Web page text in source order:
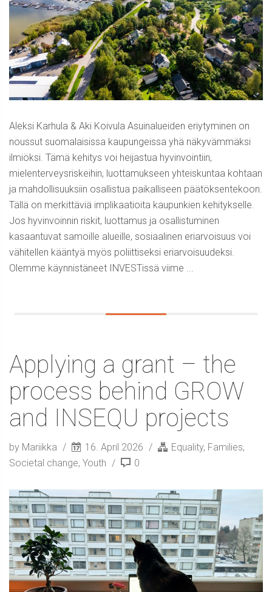
Aleksi Karhula & Aki Koivula Asuinalueiden eriytyminen on
noussut suomalaisissa kaupungeissa yhä näkyvämmäksi
ilmiöksi. Tämä kehitys voi heijastua hyvinvointiin,
mielenterveysriskeihin, luottamukseen yhteiskuntaa kohtaan
ja mahdollisuuksiin osallistua paikalliseen päätöksentekoon.
Tällä on merkittäviä implikaatioita kaupunkien kehitykselle.
Jos hyvinvoinnin riskit, luottamus ja osallistuminen
kasaantuvat samoille alueille, sosiaalinen eriarvoisuus voi
vähitellen kääntyä myös poliittiseksi eriarvoisuudeksi.
Olemme käynnistäneet INVESTissä viime ...
Applying a grant – the
process behind GROW
and INSEQU projects
by Mariikka 16. April 2026 Equality, Families,
Societal change, Youth 0